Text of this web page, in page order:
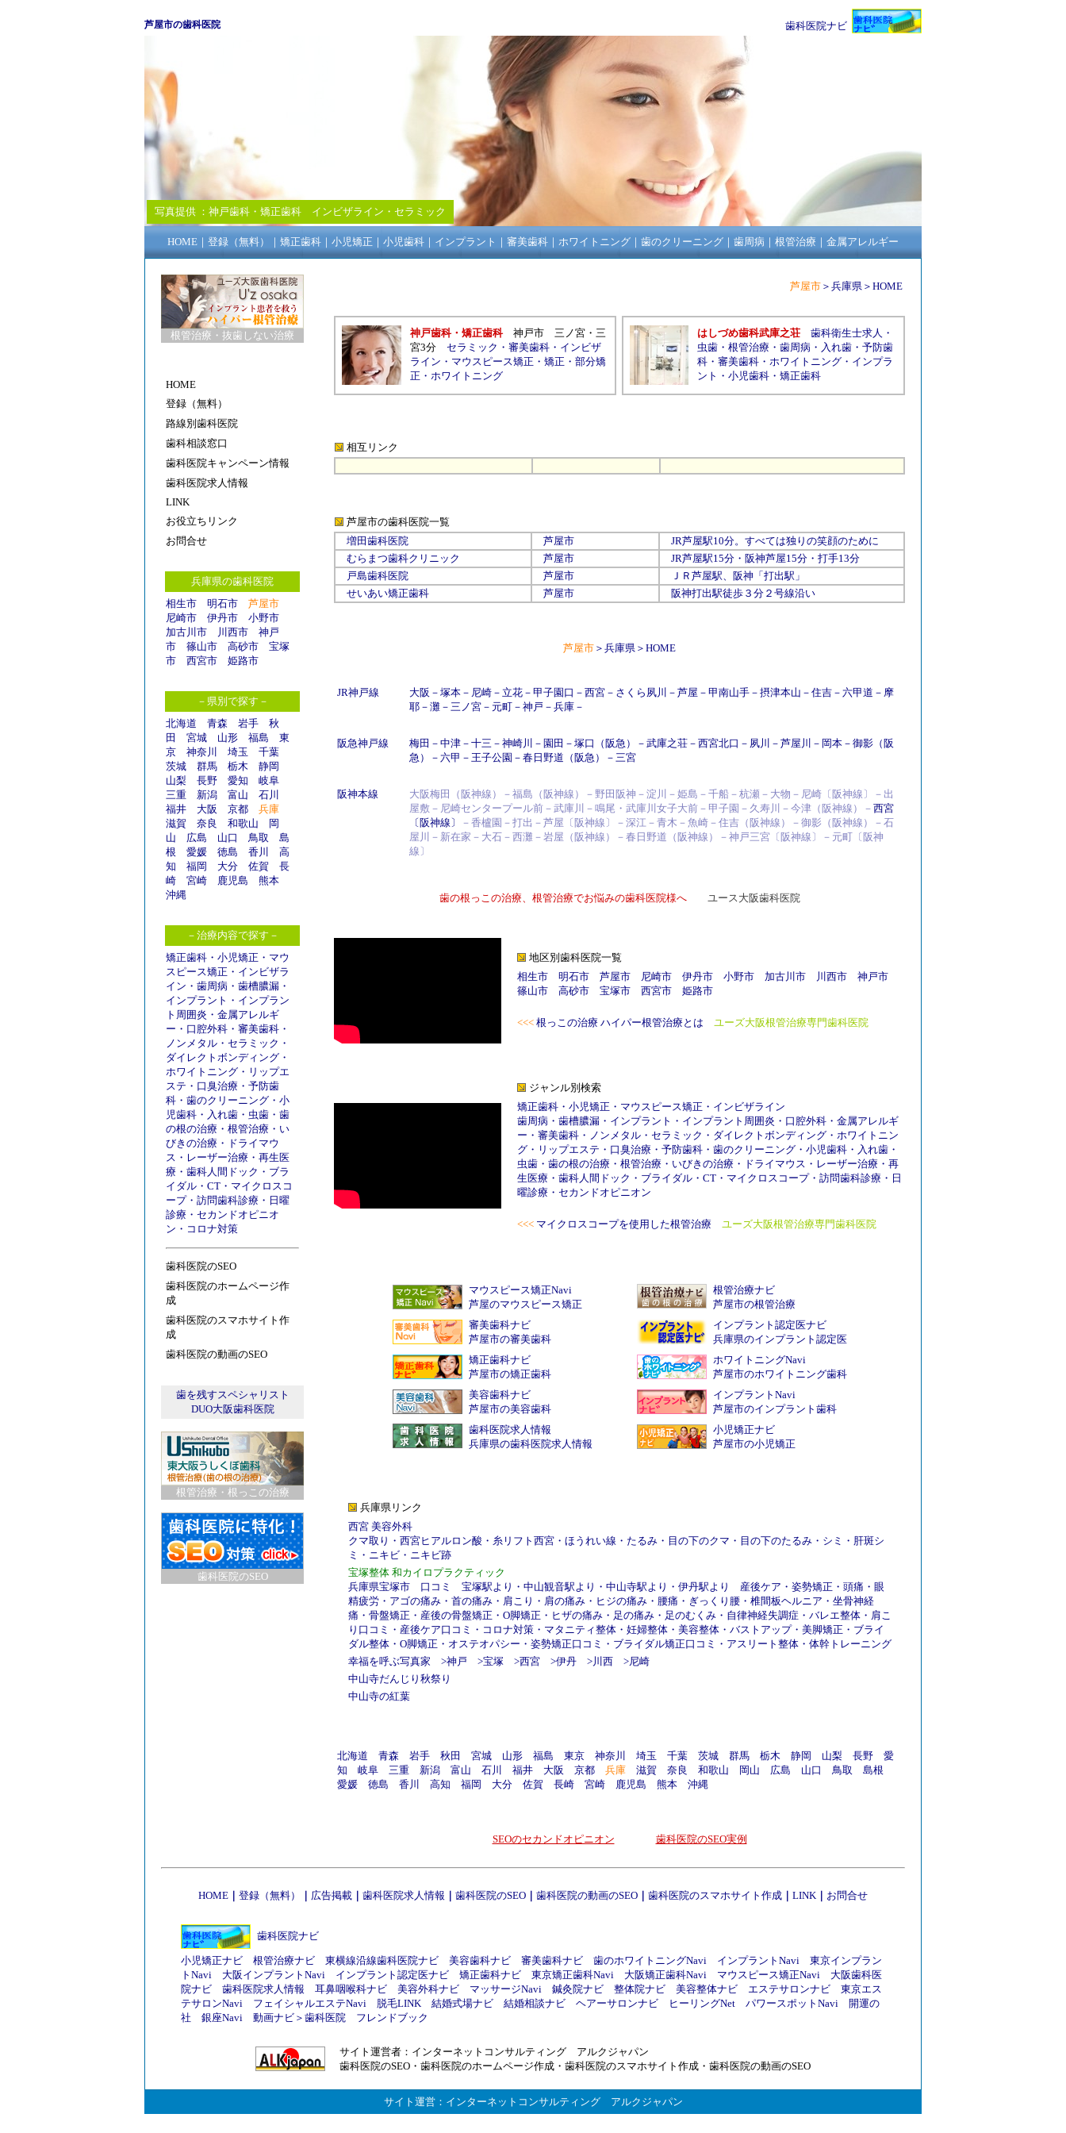
芦屋市の歯科医院 歯科医院ナビ
写真提供 ： 神戸歯科・矯正歯科 インビザライン ・ セラミック
HOME｜ 登録（無料） ｜ 矯正歯科｜ 小児矯正 ｜ 小児歯科｜ インプラント ｜ 審美歯科｜ ホワイトニング｜ 歯のクリーニング｜ 歯周病 ｜ 根管治療 ｜ 金属アレルギー
根管治療 ・ 抜歯しない治療
HOME
登録（無料）
路線別歯科医院
歯科相談窓口
歯科医院キャンペーン情報
歯科医院求人情報
LINK
お役立ちリンク
お問合せ
兵庫県の歯科医院
相生市
明石市
芦屋市
尼崎市
伊丹市
小野市
加古川市
川西市
神戸
市
篠山市 高砂市
宝塚
市
西宮市 姫路市
－県別で探す－
北海道
青森 岩手
秋
田
宮城 山形 福島
東
京
神奈川 埼玉
千葉
茨城
群馬 栃木
静岡
山梨
長野 愛知
岐阜
三重
新潟 富山
石川
福井
大阪 京都
兵庫
滋賀
奈良 和歌山
岡
山
広島 山口 鳥取
島
根
愛媛 徳島 香川
高
知
福岡 大分 佐賀
長
崎
宮崎 鹿児島
熊本
沖縄
－治療内容で探す－
矯正歯科 ・ 小児矯正 ・ マウ
スピース矯正 ・ インビザラ
イン ・ 歯周病 ・ 歯槽膿漏 ・
インプラント ・ インプラン
ト周囲炎 ・ 金属アレルギ
ー ・ 口腔外科 ・ 審美歯科 ・
ノンメタル ・ セラミック ・
ダイレクトボンディング ・
ホワイトニング ・ リップエ
ステ ・ 口臭治療 ・ 予防歯
科 ・ 歯のクリーニング ・ 小
児歯科 ・ 入れ歯 ・ 虫歯 ・ 歯
の根の治療 ・ 根管治療 ・ い
びきの治療 ・ ドライマウ
ス ・ レーザー治療 ・ 再生医
療 ・ 歯科人間ドック ・ ブラ
イダル ・ CT ・ マイクロスコ
ープ・ 訪問歯科診療 ・ 日曜
診療 ・ セカンドオピニオ
ン ・ コロナ対策
歯科医院のSEO
歯科医院のホームページ作
成
歯科医院のスマホサイト作
成
歯科医院の動画のSEO
歯を残すスペシャリスト
DUO大阪歯科医院
根管治療・根っこの治療
歯科医院のSEO
芦屋市 ＞ 兵庫県 ＞ HOME
神戸歯科・矯正歯科 神戸市
三ノ宮・三
宮3分 セラミック ・ 審美歯科 ・ インビザ
ライン ・ マウスピース矯正 ・ 矯正 ・ 部分矯
正 ・ ホワイトニング
はしづめ歯科武庫之荘 歯科衛生士求人 ・
虫歯 ・ 根管治療 ・ 歯周病 ・ 入れ歯 ・ 予防歯
科 ・ 審美歯科 ・ ホワイトニング ・ インプラ
ント ・ 小児歯科 ・ 矯正歯科
相互リンク
芦屋市の歯科医院一覧
増田歯科医院
芦屋市 JR芦屋駅10分。すべては独りの笑顔のために
むらまつ歯科クリニック
芦屋市 JR芦屋駅15分・阪神芦屋15分・打手13分
戸島歯科医院
芦屋市 ＪＲ 芦屋駅、阪神「打出駅」
せいあい矯正歯科
芦屋市 阪神打出駅徒歩３分２号線沿い
芦屋市 ＞ 兵庫県 ＞ HOME
JR神戸線 大阪 － 塚本－ 尼崎－ 立花－ 甲子園口 － 西宮－ さくら夙川 － 芦屋 － 甲南山手－ 摂津本山 － 住吉－ 六甲道 － 摩
耶－ 灘－ 三ノ宮－ 元町－ 神戸 － 兵庫－
阪急神戸線 梅田 － 中津－ 十三 － 神崎川 － 園田 － 塚口 （阪急）－ 武庫之荘－ 西宮北口 － 夙川 － 芦屋川 － 岡本－ 御影（阪
急）－ 六甲 － 王子公園 － 春日野道 （阪急）－ 三宮
阪神本線
大阪梅田（阪神線）－福島（阪神線）－野田阪神－淀川－姫島－千船－杭瀬－大物－尼崎〔阪神線〕－出
屋敷－尼崎センタープール前－武庫川－鳴尾・武庫川女子大前－甲子園－久寿川－今津（阪神線）－ 西宮
〔阪神線〕
－香櫨園－打出－芦屋〔阪神線〕－深江－青木－魚崎－住吉（阪神線）－御影（阪神線）－石
屋川－新在家－大石－西灘－岩屋（阪神線）－春日野道（阪神線）－神戸三宮〔阪神線〕－元町〔阪神
線〕
歯の根っこの治療、根管治療でお悩みの歯科医院様へ ユース大阪歯科医院
地区別歯科医院一覧
相生市
明石市 芦屋市 尼崎市 伊丹市 小野市 加古川市 川西市
神戸市
篠山市
高砂市 宝塚市 西宮市 姫路市
<<< 根っこの治療 ハイパー根管治療とは ユーズ大阪根管治療専門歯科医院
ジャンル別検索
矯正歯科 ・ 小児矯正 ・ マウスピース矯正 ・ インビザライン
歯周病 ・ 歯槽膿漏 ・ インプラント ・ インプラント周囲炎 ・ 口腔外科 ・ 金属アレルギ
ー ・ 審美歯科 ・ ノンメタル ・ セラミック ・ ダイレクトボンディング ・ ホワイトニン
グ ・ リップエステ ・ 口臭治療 ・ 予防歯科 ・ 歯のクリーニング ・ 小児歯科 ・ 入れ歯 ・
虫歯 ・ 歯の根の治療 ・ 根管治療 ・ いびきの治療 ・ ドライマウス ・ レーザー治療 ・ 再
生医療 ・ 歯科人間ドック ・ ブライダル ・ CT ・ マイクロスコープ・ 訪問歯科診療 ・ 日
曜診療 ・ セカンドオピニオン
<<< マイクロスコープを使用した根管治療 ユーズ大阪根管治療専門歯科医院
マウスピース矯正Navi
芦屋のマウスピース矯正
根管治療ナビ
芦屋市の根管治療
審美歯科ナビ
芦屋市の審美歯科
インプラント認定医ナビ
兵庫県のインプラント認定医
矯正歯科ナビ
芦屋市の矯正歯科
ホワイトニングNavi
芦屋市のホワイトニング歯科
美容歯科ナビ
芦屋市の美容歯科
インプラントNavi
芦屋市のインプラント歯科
歯科医院求人情報
兵庫県の歯科医院求人情報
小児矯正ナビ
芦屋市の小児矯正
兵庫県リンク
西宮 美容外科
クマ取り ・ 西宮ヒアルロン酸 ・ 糸リフト西宮・ ほうれい線 ・ たるみ・ 目の下のクマ ・ 目の下のたるみ・ シミ ・ 肝斑シ
ミ ・ ニキビ・ ニキビ跡
宝塚整体 和カイロプラクティック
兵庫県宝塚市
口コミ 宝塚駅より ・ 中山観音駅より ・ 中山寺駅より ・ 伊丹駅より 産後ケア ・ 姿勢矯正 ・ 頭痛 ・ 眼
精疲労・ アゴの痛み・ 首の痛み・ 肩こり ・ 肩の痛み・ ヒジの痛み・ 腰痛 ・ ぎっくり腰・ 椎間板ヘルニア ・ 坐骨神経
痛 ・ 骨盤矯正 ・ 産後の骨盤矯正 ・ O脚矯正 ・ ヒザの痛み・ 足の痛み・ 足のむくみ・ 自律神経失調症 ・ バレエ整体・ 肩こ
り口コミ ・ 産後ケア口コミ ・ コロナ対策・ マタニティ整体・ 妊婦整体・ 美容整体・ バストアップ・ 美脚矯正 ・ ブライ
ダル整体・ O脚矯正 ・ オステオパシー ・ 姿勢矯正口コミ ・ ブライダル矯正口コミ ・ アスリート整体・ 体幹トレーニング
幸福を呼ぶ写真家 >神戸 >宝塚>西宮>伊丹>川西>尼崎
中山寺だんじり秋祭り
中山寺の紅葉
北海道 青森 岩手 秋田 宮城 山形 福島 東京 神奈川 埼玉 千葉 茨城 群馬 栃木 静岡 山梨 長野
愛
知
岐阜 三重 新潟 富山 石川 福井 大阪 京都 兵庫 滋賀 奈良 和歌山 岡山 広島 山口 鳥取
島根
愛媛
徳島 香川 高知 福岡 大分 佐賀 長崎 宮崎 鹿児島 熊本 沖縄
SEOのセカンドオピニオン 歯科医院のSEO実例
HOME 登録（無料） 広告掲載 歯科医院求人情報 歯科医院のSEO 歯科医院の動画のSEO 歯科医院のスマホサイト作成 LINK お問合せ
歯科医院ナビ
小児矯正ナビ 根管治療ナビ 東横線沿線歯科医院ナビ 美容歯科ナビ 審美歯科ナビ 歯のホワイトニングNavi インプラントNavi
東京インプラン
トNavi
大阪インプラントNavi インプラント認定医ナビ 矯正歯科ナビ 東京矯正歯科Navi 大阪矯正歯科Navi マウスピース矯正Navi
大阪歯科医
院ナビ
歯科医院求人情報 耳鼻咽喉科ナビ 美容外科ナビ マッサージNavi 鍼灸院ナビ 整体院ナビ 美容整体ナビ エステサロンナビ
東京エス
テサロンNavi
フェイシャルエステNavi 脱毛LINK 結婚式場ナビ 結婚相談ナビ ヘアーサロンナビ ヒーリングNet パワースポットNavi
開運の
社
銀座Navi 動画ナビ ＞ 歯科医院 フレンドブック
サイト運営者： インターネットコンサルティング アルクジャパン
歯科医院のSEO ・ 歯科医院のホームページ作成 ・ 歯科医院のスマホサイト作成 ・ 歯科医院の動画のSEO
サイト運営： インターネットコンサルティング アルクジャパン